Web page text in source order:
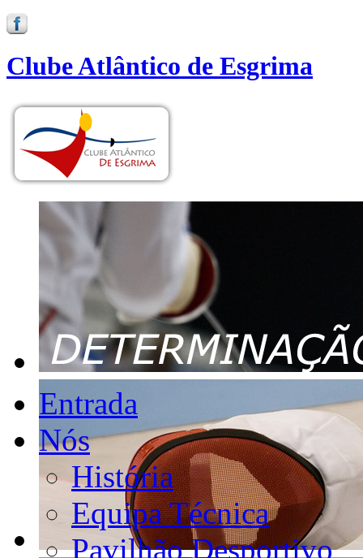
Clube Atlântico de Esgrima
Entrada
Nós
História
Equipa Técnica
Pavilhão Desportivo